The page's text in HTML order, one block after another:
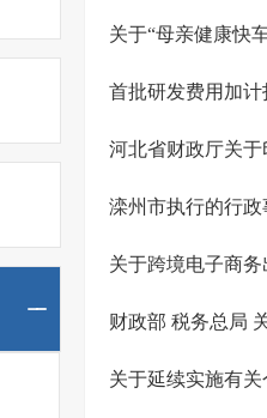
关于“母亲健康快
首批研发费用加
河北省财政厅关
滦州市执行的行政
关于跨境电子商
财政部 税务总局
关于延续实施有